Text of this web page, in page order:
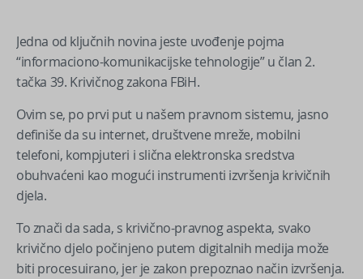
Jedna od ključnih novina jeste uvođenje pojma
“informaciono-komunikacijske tehnologije” u član 2.
tačka 39. Krivičnog zakona FBiH.
Ovim se, po prvi put u našem pravnom sistemu, jasno
definiše da su internet, društvene mreže, mobilni
telefoni, kompjuteri i slična elektronska sredstva
obuhvaćeni kao mogući instrumenti izvršenja krivičnih
djela.
To znači da sada, s krivično-pravnog aspekta, svako
krivično djelo počinjeno putem digitalnih medija može
biti procesuirano, jer je zakon prepoznao način izvršenja.